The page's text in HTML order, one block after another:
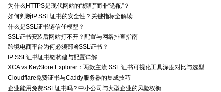
为什么HTTPS是现代网站的“标配”而非“选配”？
如何判断IP SSL证书的安全性？关键指标全解读
什么是SSL证书链信任模型？
SSL证书安装后网站打不开？配置与网络排查指南
跨境电商平台为何必须部署SSL证书？
IP SSL证书证书链构建与配置详解
XCA vs KeyStore Explorer：两款主流 SSL 证书可视化工具深度对比与选型指南
Cloudflare免费证书与Caddy服务器的集成技巧
企业能用免费SSL证书吗？中小公司与大型企业的风险权衡